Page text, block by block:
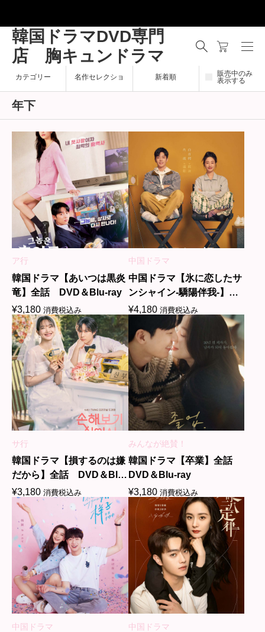
韓国ドラマDVD専門
店 胸キュンドラマ
カテゴリー 名作セレクショ 新着順
販売中のみ
表示する
年下
ア行
韓国ドラマ【あいつは黒炎
竜】全話 DVD＆Blu-ray
¥3,180 消費税込み
中国ドラマ
中国ドラマ【氷に恋したサ
ンシャイン-驕陽伴我-】全
話 DVD＆Blu-ray
¥4,180 消費税込み
サ行
韓国ドラマ【損するのは嫌
だから】全話 DVD＆Blu-
ray
¥3,180 消費税込み
みんなが絶賛！
韓国ドラマ【卒業】全話
DVD＆Blu-ray
¥3,180 消費税込み
中国ドラマ 中国ドラマ